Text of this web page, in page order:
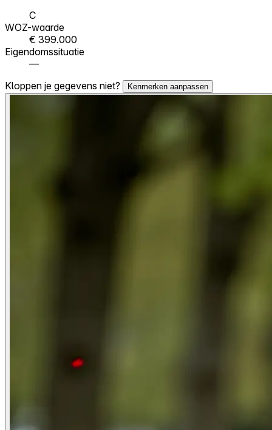
C
WOZ-waarde
€ 399.000
Eigendomssituatie
—
Kloppen je gegevens niet?
Kenmerken aanpassen